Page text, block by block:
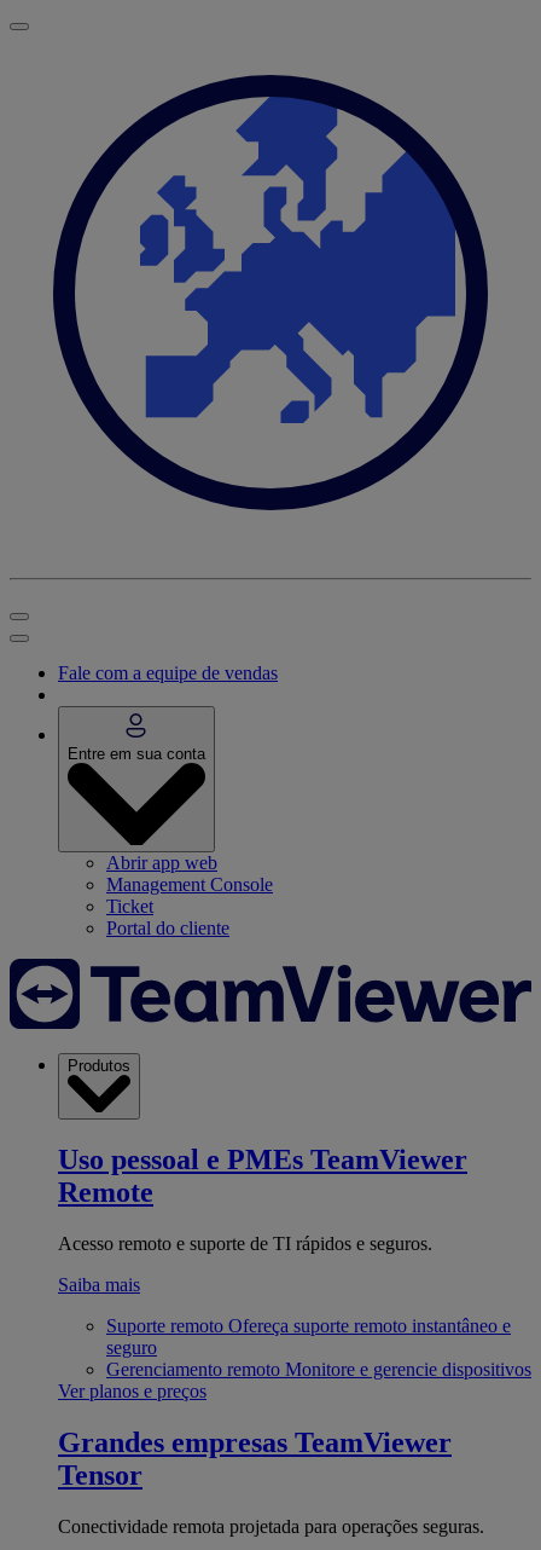
Fale com a equipe de vendas
Entre em sua conta
Abrir app web
Management Console
Ticket
Portal do cliente
Produtos
Uso pessoal e PMEs TeamViewer
Remote
Acesso remoto e suporte de TI rápidos e seguros.
Saiba mais
Suporte remoto Ofereça suporte remoto instantâneo e
seguro
Gerenciamento remoto Monitore e gerencie dispositivos
Ver planos e preços
Grandes empresas TeamViewer
Tensor
Conectividade remota projetada para operações seguras.